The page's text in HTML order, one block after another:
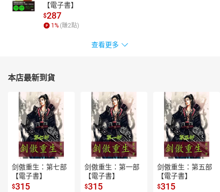
【電子書】
$287
1% (賺2點)
查看更多
本店最新到貨
剑傲重生：第七部
【電子書】
$315
剑傲重生：第一部
【電子書】
$315
剑傲重生：第五部
【電子書】
$315